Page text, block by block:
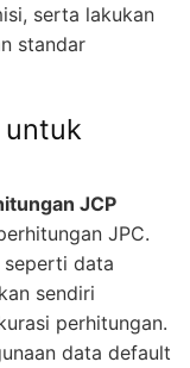
serta lakukan
standar
JCP
JPC.
seperti data
sendiri
perhitungan.
data default